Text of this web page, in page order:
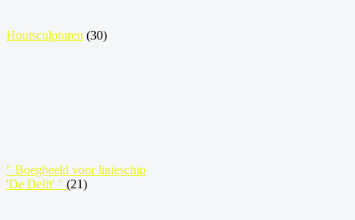
Houtsculpturen (30)
" Boegbeeld voor linieschip
'De Delft' " (21)